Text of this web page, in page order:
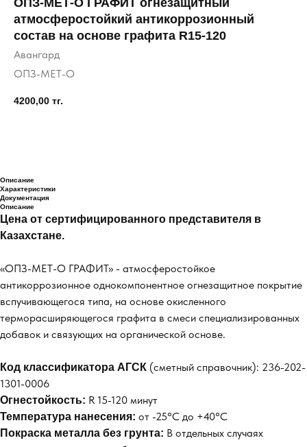
ОПЗ-МЕТ-О ГРАФИТ огнезащитный
атмосферостойкий антикоррозионный
состав на основе графита R15-120
Авангард
ОПЗ-МЕТ-О
4200,00 тг.
Описание
Характеристики
Документация
Описание
Цена от сертифицированного представителя в
Казахстане.
«ОПЗ-МЕТ-О ГРАФИТ» - атмосферостойкое
антикоррозионное однокомпонентное огнезащитное покрытие
вспучивающегося типа, на основе окисленного
терморасширяющегося графита в смеси специализированных
добавок и связующих на органической основе.
Код классификатора АГСК (сметный справочник): 236-202-
1301-0006
Огнестойкость: R 15-120 минут
Температура нанесения: от -25°С до +40°С
Покраска металла без грунта: В отдельных случаях